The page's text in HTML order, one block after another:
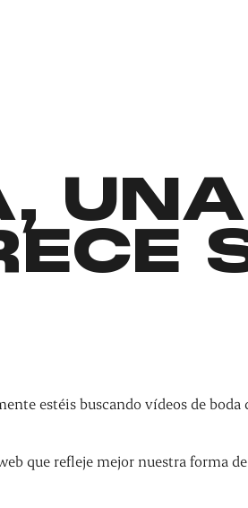
estéis buscando vídeos de boda
que refleje mejor nuestra forma